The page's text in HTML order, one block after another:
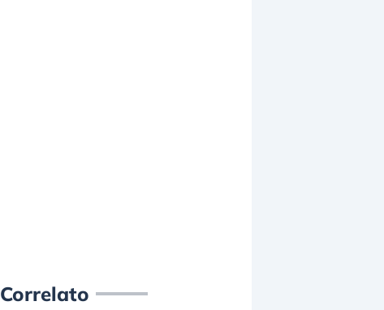
Correlato